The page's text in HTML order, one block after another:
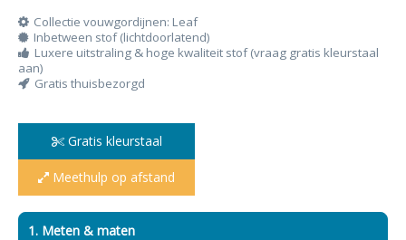
Collectie vouwgordijnen: Leaf
Inbetween stof (lichtdoorlatend)
Luxere uitstraling & hoge kwaliteit stof (vraag gratis kleurstaal
aan)
Gratis thuisbezorgd
Gratis kleurstaal
Meethulp op afstand
1. Meten & maten